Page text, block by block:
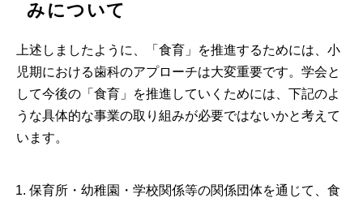
みについて
上述しましたように、「食育」を推進するためには、小
児期における歯科のアプローチは大変重要です。学会と
して今後の「食育」を推進していくためには、下記のよ
うな具体的な事業の取り組みが必要ではないかと考えて
います。
保育所・幼稚園・学校関係等の関係団体を通じて、食